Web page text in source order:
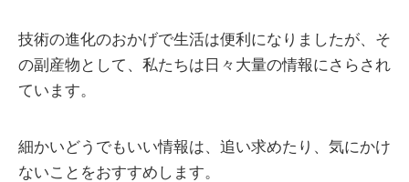
技術の進化のおかげで生活は便利になりましたが、そ
の副産物として、私たちは日々大量の情報にさらされ
ています。
細かいどうでもいい情報は、追い求めたり、気にかけ
ないことをおすすめします。